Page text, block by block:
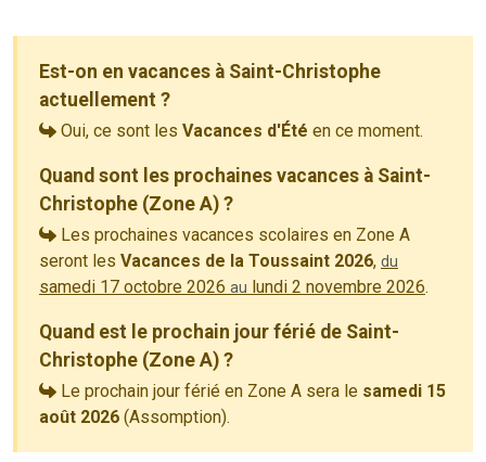
Est-on en vacances à Saint-Christophe
actuellement ?
Oui, ce sont les Vacances d'Été en ce moment.
Quand sont les prochaines vacances à Saint-
Christophe (Zone A) ?
Les prochaines vacances scolaires en Zone A
seront les Vacances de la Toussaint 2026, du
samedi 17 octobre 2026 au lundi 2 novembre 2026.
Quand est le prochain jour férié de Saint-
Christophe (Zone A) ?
Le prochain jour férié en Zone A sera le samedi 15
août 2026 (Assomption).